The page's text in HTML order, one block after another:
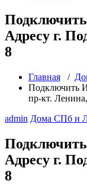
Адресу г.
8
Главная /
Подключить
пр-кт.
admin Дома СПб и
Адресу г.
8